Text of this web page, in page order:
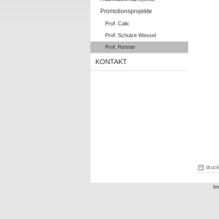
Promotionsprojekte
Prof. Calic
Prof. Schulze Wessel
Prof. Renner
KONTAKT